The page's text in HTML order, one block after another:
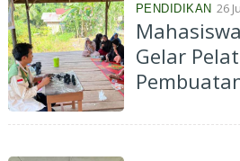
PENDIDIKAN 26
Gelar
Limbah